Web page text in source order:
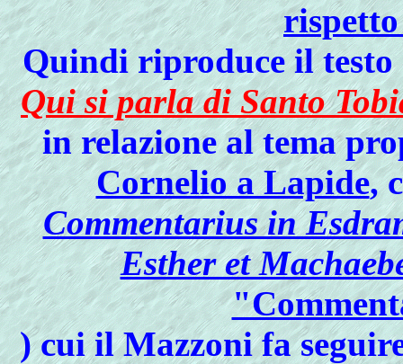
Quindi riproduce il testo
Qui si parla di Santo
in relazione al tema
Cornelio a Lapide,
Commentarius in
Esther et
) cui il Mazzoni fa